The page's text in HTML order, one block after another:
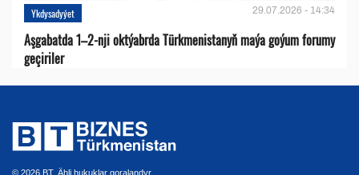
Ykdysadyýet 29.07.2026 - 14:34
Aşgabatda 1–2-nji oktýabrda Türkmenistanyň maýa goýum forumy
geçiriler
© 2026 BT. Ähli hukuklar goralandyr.